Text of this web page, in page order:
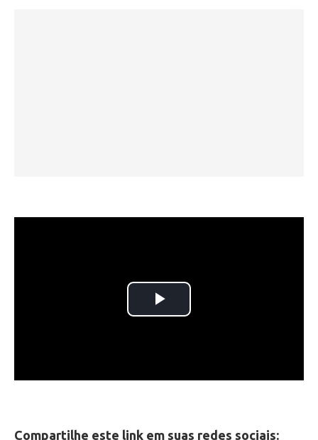
Compartilhe este link em suas redes sociais: